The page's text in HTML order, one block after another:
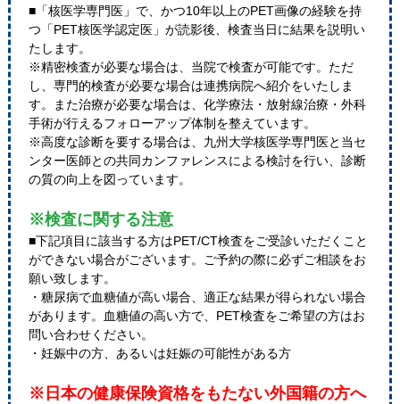
■「核医学専門医」で、かつ10年以上のPET画像の経験を持
つ「PET核医学認定医」が読影後、検査当日に結果を説明い
たします。
※精密検査が必要な場合は、当院で検査が可能です。ただ
し、専門的検査が必要な場合は連携病院へ紹介をいたしま
す。また治療が必要な場合は、化学療法・放射線治療・外科
手術が行えるフォローアップ体制を整えています。
※高度な診断を要する場合は、九州大学核医学専門医と当セ
ンター医師との共同カンファレンスによる検討を行い、診断
の質の向上を図っています。
※検査に関する注意
■下記項目に該当する方はPET/CT検査をご受診いただくこと
ができない場合がございます。ご予約の際に必ずご相談をお
願い致します。
・糖尿病で血糖値が高い場合、適正な結果が得られない場合
があります。血糖値の高い方で、PET検査をご希望の方はお
問い合わせください。
・妊娠中の方、あるいは妊娠の可能性がある方
※日本の健康保険資格をもたない外国籍の方へ